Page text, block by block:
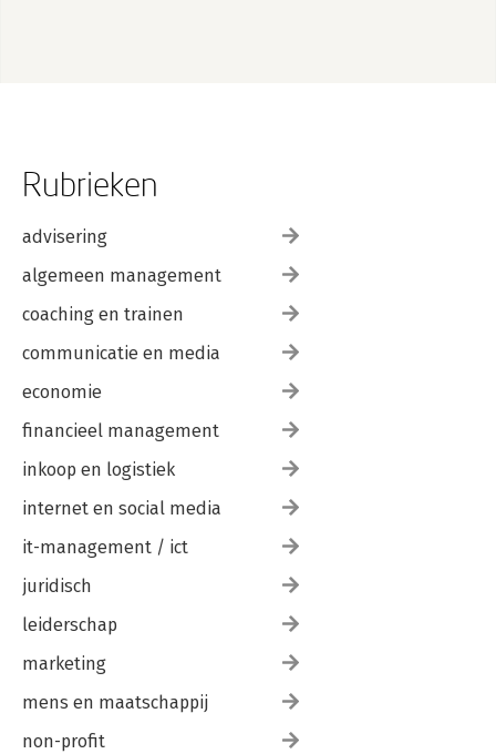
Rubrieken
advisering
algemeen management
coaching en trainen
communicatie en media
economie
financieel management
inkoop en logistiek
internet en social media
it-management / ict
juridisch
leiderschap
marketing
mens en maatschappij
non-profit